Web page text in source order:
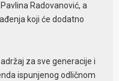
Radovanović, a
koji će dodatno
za sve generacije i
ispunjenog odličnom